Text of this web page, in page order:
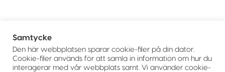
Samtycke
Den här webbplatsen sparar cookie-filer på din dator.
Cookie-filer används för att samla in information om hur du
interagerar med vår webbplats samt. Vi använder cookie-